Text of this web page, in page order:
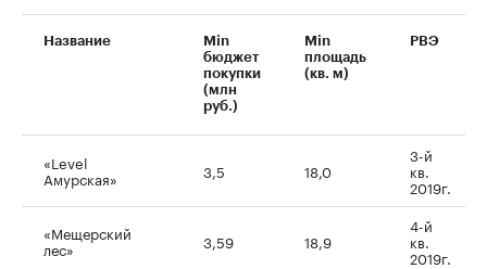
Название
Min
бюджет
покупки
(млн
руб.)
Min
площадь
(кв. м)
РВЭ
«Level
Амурская» 3,5 18,0
3-й
кв.
2019г.
«Мещерский
лес» 3,59 18,9
4-й
кв.
2019г.